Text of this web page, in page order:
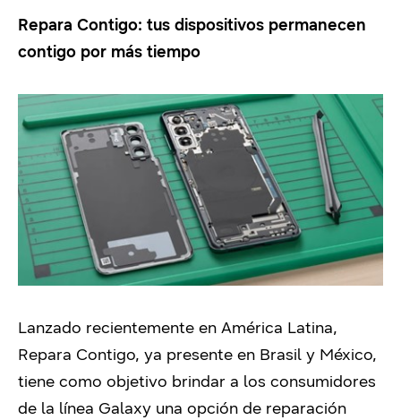
Repara Contigo: tus dispositivos permanecen
contigo por más tiempo
Lanzado recientemente en América Latina,
Repara Contigo, ya presente en Brasil y México,
tiene como objetivo brindar a los consumidores
de la línea Galaxy una opción de reparación